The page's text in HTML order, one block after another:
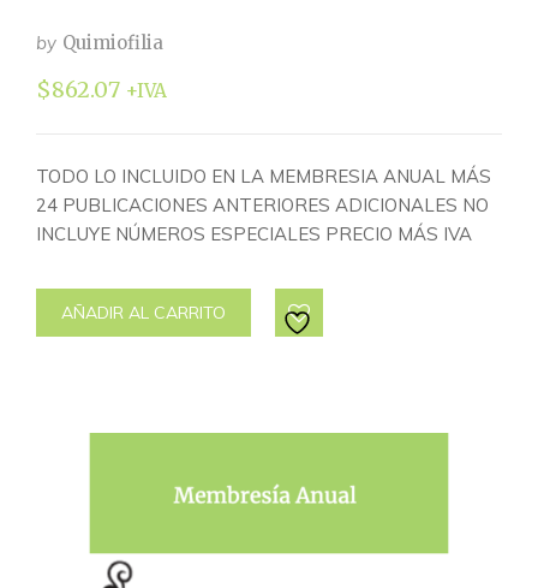
by Quimiofilia
$862.07 +IVA
TODO LO INCLUIDO EN LA MEMBRESIA ANUAL MÁS
24 PUBLICACIONES ANTERIORES ADICIONALES NO
INCLUYE NÚMEROS ESPECIALES PRECIO MÁS IVA
AÑADIR AL CARRITO